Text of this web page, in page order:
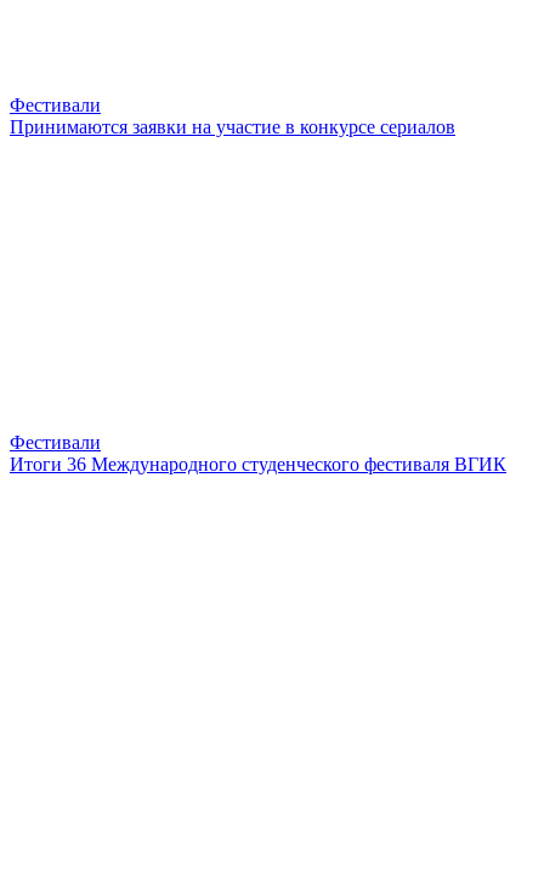
Фестивали
Принимаются заявки на участие в конкурсе сериалов
Фестивали
Итоги 36 Международного студенческого фестиваля ВГИК